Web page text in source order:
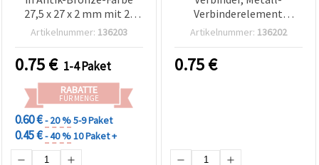
27,5 x 27 x 2 mm mit 2-
mm-Loch, DIY-Schmuck-
Artikelnummer: 136203
0.75€ 1-4 Paket
RABATTE
FÜR MENGE
0.60 €- 20 %5-9 Paket
0.45 €- 40 %10 Paket +
Verbinderelement
22x20x1,5 mm, Loch 2
Artikelnummer: 136202
0.75€